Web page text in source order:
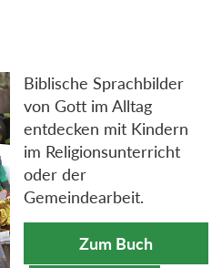
Biblische Sprachbilder
von Gott im Alltag
entdecken mit Kindern
im Religionsunterricht
oder der
Gemeindearbeit.
Zum Buch